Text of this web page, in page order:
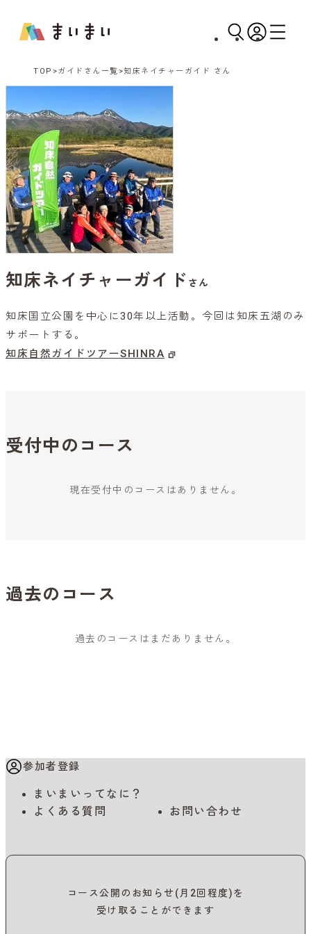
TOP ガイドさん一覧 知床ネイチャーガイド さん
知床ネイチャーガイド さん
知床国立公園を中心に30年以上活動。今回は知床五湖のみ
サポートする。
知床自然ガイドツアーSHINRA
受付中のコース
現在受付中のコースはありません。
過去のコース
過去のコースはまだありません。
参加者登録
まいまいってなに？
よくある質問
お問い合わせ
コース公開のお知らせ(月2回程度)を
受け取ることができます